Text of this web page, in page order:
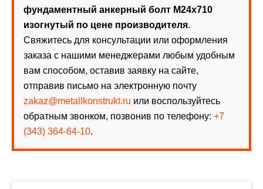
фундаментный анкерный болт М24х710
изогнутый по цене производителя.
Свяжитесь для консультации или оформления
заказа с нашими менеджерами любым удобным
вам способом, оставив заявку на сайте,
отправив письмо на электронную почту
zakaz@metallkonstrukt.ru или воспользуйтесь
обратным звонком, позвонив по телефону: +7
(343) 364-64-10.